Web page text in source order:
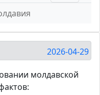
2026-04-29
молдавской